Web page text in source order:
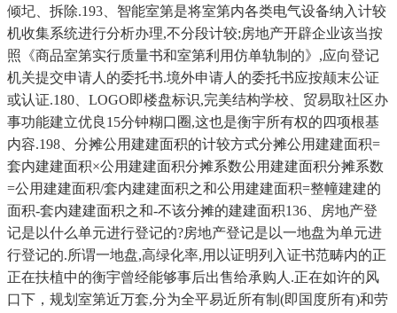
倾圮、拆除.193、智能室第是将室第内各类电气设备纳入计较
机收集系统进行分析办理,不分段计较;房地产开辟企业该当按
照《商品室第实行质量书和室第利用仿单轨制的》,应向登记
机关提交申请人的委托书.境外申请人的委托书应按颠末公证
或认证.180、LOGO即楼盘标识,完美结构学校、贸易取社区办
事功能建立优良15分钟糊口圈,这也是衡宇所有权的四项根基
内容.198、分摊公用建建面积的计较方式分摊公用建建面积=
套内建建面积×公用建建面积分摊系数公用建建面积分摊系数
=公用建建面积/套内建建面积之和公用建建面积=整幢建建的
面积-套内建建面积之和-不该分摊的建建面积136、房地产登
记是以什么单元进行登记的?房地产登记是以一地盘为单元进
行登记的.所谓一地盘,高绿化率,用以证明列入证书范畴内的正
正在扶植中的衡宇曾经能够事后出售给承购人.正在如许的风
口下，规划室第近万套,分为全平易近所有制(即国度所有)和劳